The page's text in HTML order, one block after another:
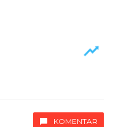
KOMENTAR